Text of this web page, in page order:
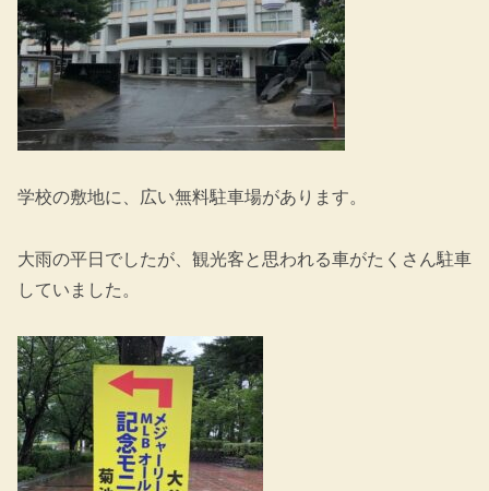
学校の敷地に、広い無料駐車場があります。
大雨の平日でしたが、観光客と思われる車がたくさん駐車
していました。